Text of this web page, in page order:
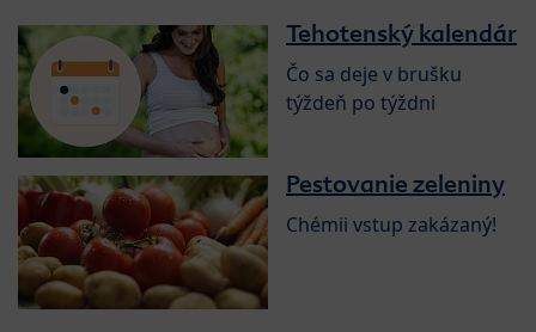
Tehotenský kalendár
Čo sa deje v brušku
týždeň po týždni
Pestovanie zeleniny
Chémii vstup zakázaný!